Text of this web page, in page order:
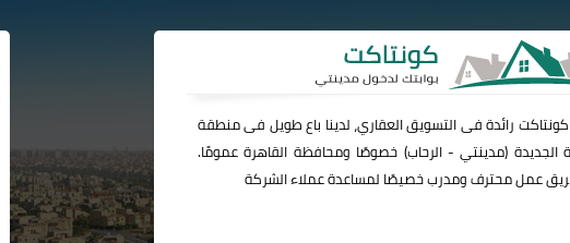
كونتاكت رائدة فى التسويق العقاري، لدينا باع طويل فى منطقة
الجديدة (مدينتي-الرحاب) خصوصًا ومحافظة القاهرة عمومًا.
عمل محترف ومدرب خصيصًا لمساعدة عملاء الشركة